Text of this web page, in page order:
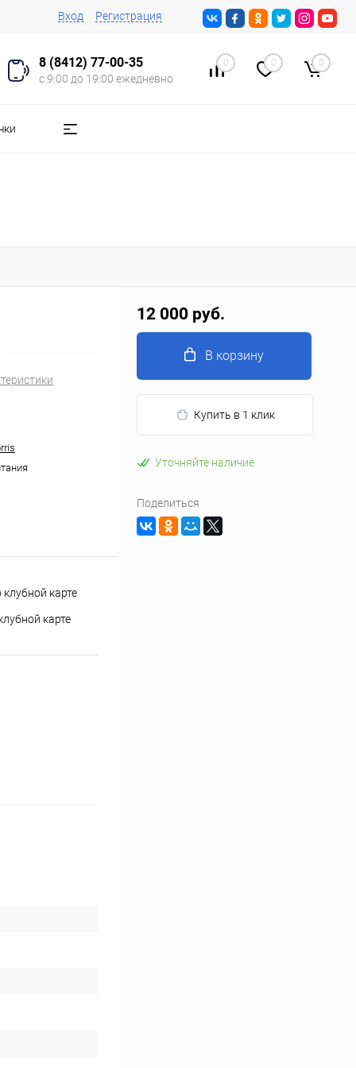
Вход Регистрация
8 (8412) 77-00-35
с 9:00 до 19:00 ежедневно
0 0 0
карте
12 000 руб.
В корзину
Купить в 1 клик
Уточняйте наличие
Поделиться